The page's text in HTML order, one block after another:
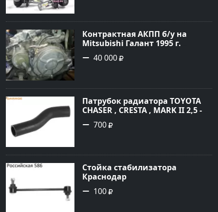
Контрактная АКПП б/у на
Mitsubishi Галант 1995 г.
Геленджик
40 000
Патрубок радиатора TOYOTA
CHASER , CRESTA , MARK II 2,5 -
3,0 1996 Краснодар
700
Стойка стабилизатора
Краснодар
100